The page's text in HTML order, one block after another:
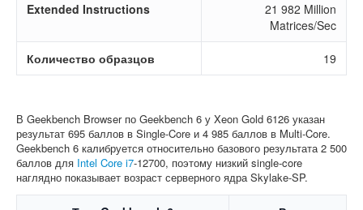
Extended Instructions
21 982 Million
Matrices/Sec
Количество образцов 19
В Geekbench Browser по Geekbench 6 у Xeon Gold 6126 указан
результат 695 баллов в Single-Core и 4 985 баллов в Multi-Core.
Geekbench 6 калибруется относительно базового результата 2 500
баллов для Intel Core i7-12700, поэтому низкий single-core
наглядно показывает возраст серверного ядра Skylake-SP.